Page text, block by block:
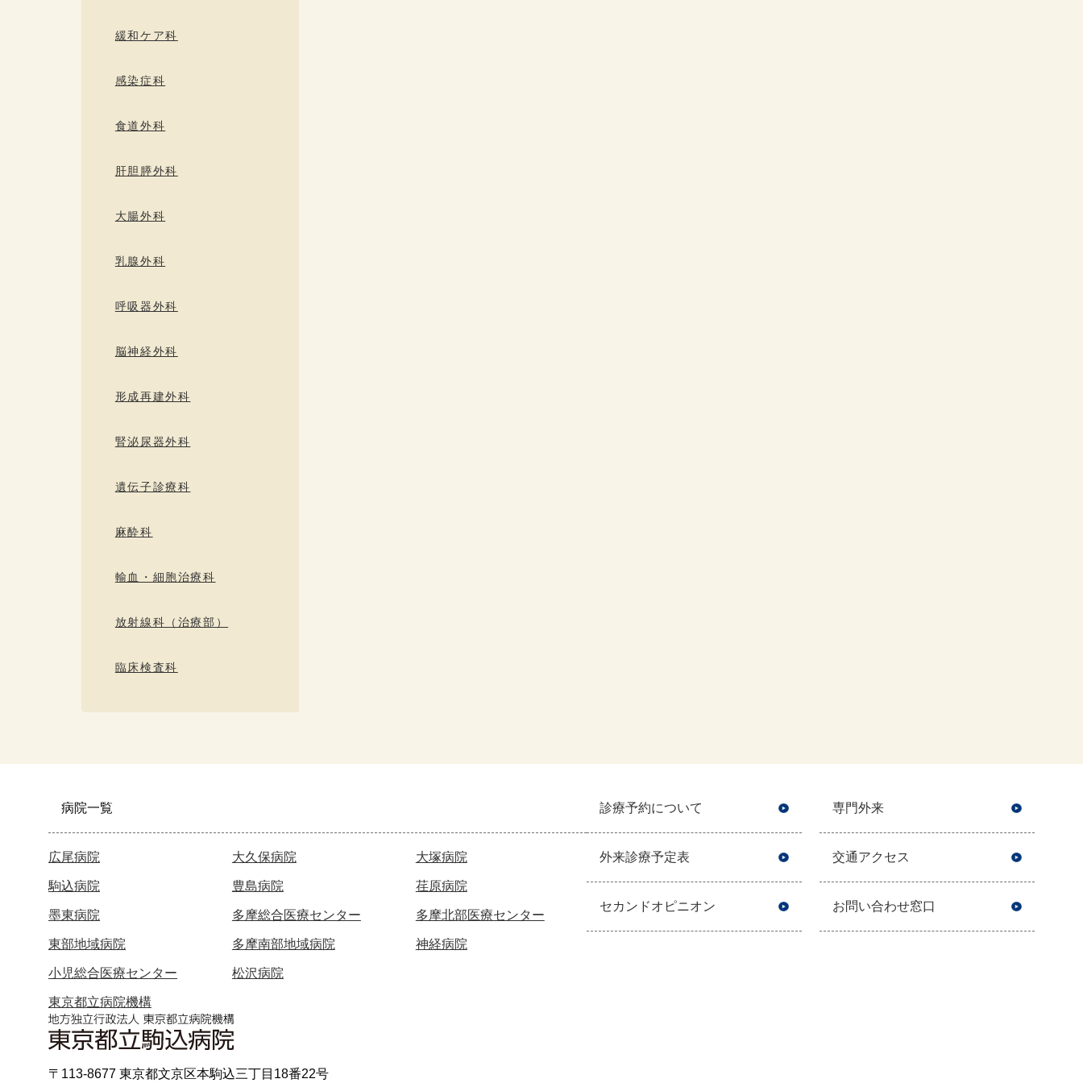
緩和ケア科
感染症科
食道外科
肝胆膵外科
大腸外科
乳腺外科
呼吸器外科
脳神経外科
形成再建外科
腎泌尿器外科
遺伝子診療科
麻酔科
輸血・細胞治療科
放射線科（治療部）
臨床検査科
病院一覧
広尾病院 大久保病院 大塚病院
駒込病院 豊島病院 荏原病院
墨東病院 多摩総合医療センター 多摩北部医療センター
東部地域病院 多摩南部地域病院 神経病院
小児総合医療センター 松沢病院
東京都立病院機構
診療予約について
外来診療予定表
セカンドオピニオン
専門外来
交通アクセス
お問い合わせ窓口
〒113-8677 東京都文京区本駒込三丁目18番22号